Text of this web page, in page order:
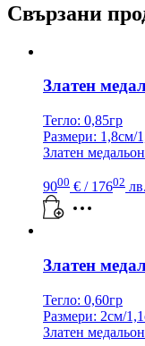
Свързани
Златен
Тегло: 0,85гр
Размери: 1,8см/
Златен
9000 € / 17602 лв.
Златен
Тегло: 0,60гр
Размери: 2см/
Златен